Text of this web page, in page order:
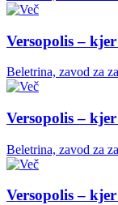
Versopolis –
Beletrina, zavod za
Versopolis –
Beletrina, zavod za
Versopolis –